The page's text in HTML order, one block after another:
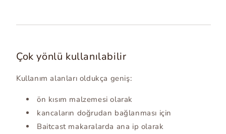
Çok yönlü kullanılabilir
Kullanım alanları oldukça geniş:
ön kısım malzemesi olarak
kancaların doğrudan bağlanması için
Baitcast makaralarda ana ip olarak